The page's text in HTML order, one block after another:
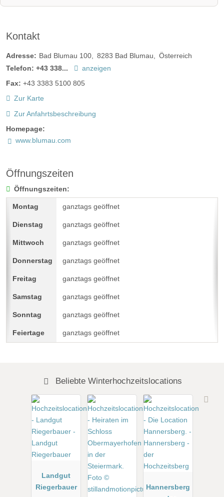
Kontakt
Adresse: Bad Blumau 100 8283 Bad Blumau
Österreich
Telefon: +43 338...
anzeigen
Fax: +43 3383 5100 805
Zur Karte
Zur Anfahrtsbeschreibung
Homepage:
www.blumau.com
Öffnungszeiten
Öffnungszeiten:
ganztags geöffnet
ganztags geöffnet
ganztags geöffnet
ganztags geöffnet
ganztags geöffnet
ganztags geöffnet
ganztags geöffnet
ganztags geöffnet
Beliebte Winterhochzeitslocations
Landgut
Riegerbauer
Hannersberg